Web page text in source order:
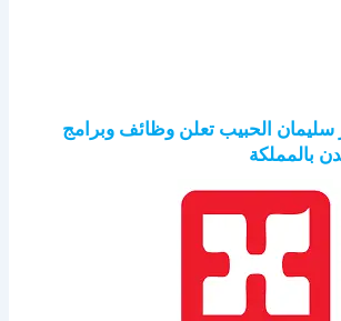
سليمان الحبيب تعلن وظائف وبرامج
بالمملكة